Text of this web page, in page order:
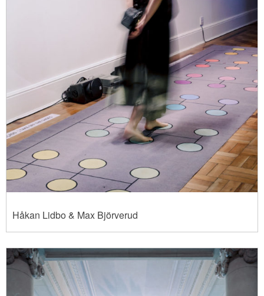
Håkan Lidbo & Max Björverud